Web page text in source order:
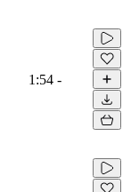
1:54 -